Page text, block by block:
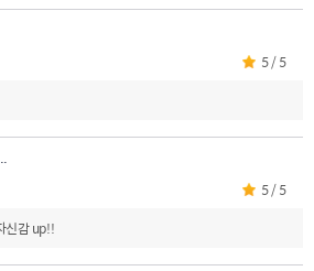
5 / 5
5 / 5
신감 up!!